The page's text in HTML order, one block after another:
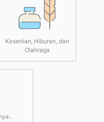
Kesenian, Hiburan, dan
Olahraga